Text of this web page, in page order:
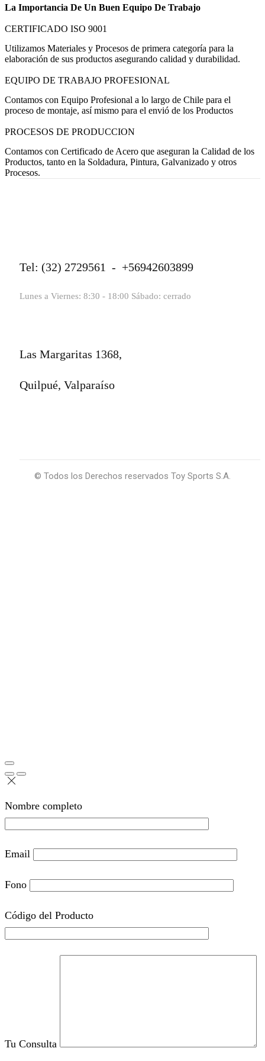
La Importancia De Un Buen Equipo De Trabajo
CERTIFICADO ISO 9001
Utilizamos Materiales y Procesos de primera categoría para la
elaboración de sus productos asegurando calidad y durabilidad.
EQUIPO DE TRABAJO PROFESIONAL
Contamos con Equipo Profesional a lo largo de Chile para el
proceso de montaje, así mismo para el envió de los Productos
PROCESOS DE PRODUCCION
Contamos con Certificado de Acero que aseguran la Calidad de los
Productos, tanto en la Soldadura, Pintura, Galvanizado y otros
Procesos.
Tel: (32) 2729561 - +56942603899
Lunes a Viernes: 8:30 - 18:00 Sábado: cerrado
Las Margaritas 1368,
Quilpué, Valparaíso
© Todos los Derechos reservados Toy Sports S.A.
Nombre completo
Email
Fono
Código del Producto
Tu Consulta